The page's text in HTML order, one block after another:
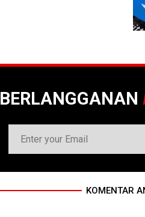
BERLANGGANAN
KOMENTAR